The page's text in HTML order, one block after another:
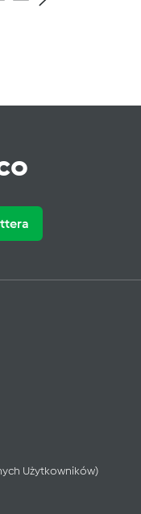
Użytkowników)